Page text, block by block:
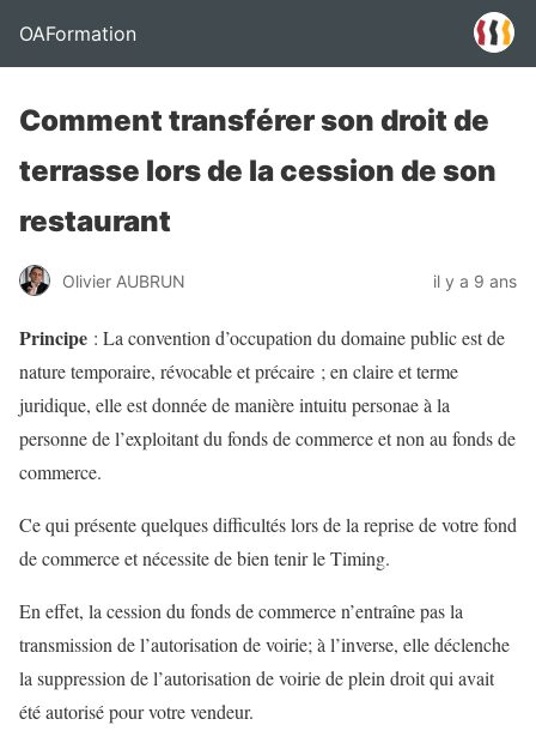
OAFormation
Comment transférer son droit de
terrasse lors de la cession de son
restaurant
Olivier AUBRUN il y a 9 ans
Principe : La convention d’occupation du domaine public est de
nature temporaire, révocable et précaire ; en claire et terme
juridique, elle est donnée de manière intuitu personae à la
personne de l’exploitant du fonds de commerce et non au fonds de
commerce.
Ce qui présente quelques difficultés lors de la reprise de votre fond
de commerce et nécessite de bien tenir le Timing.
En effet, la cession du fonds de commerce n’entraîne pas la
transmission de l’autorisation de voirie; à l’inverse, elle déclenche
la suppression de l’autorisation de voirie de plein droit qui avait
été autorisé pour votre vendeur.